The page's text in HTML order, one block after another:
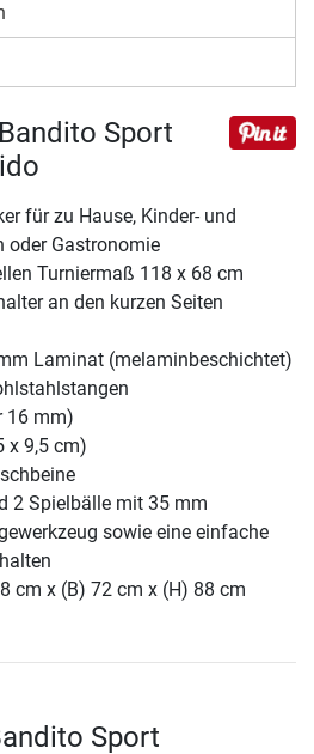
Sport
für zu Hause, Kinder- und
oder Gastronomie
Turniermaß 118 x 68 cm
an den kurzen Seiten
Laminat (melaminbeschichtet)
16 mm)
x 9,5 cm)
2 Spielbälle mit 35 mm
sowie eine einfache
cm x (B) 72 cm x (H) 88 cm
Sport